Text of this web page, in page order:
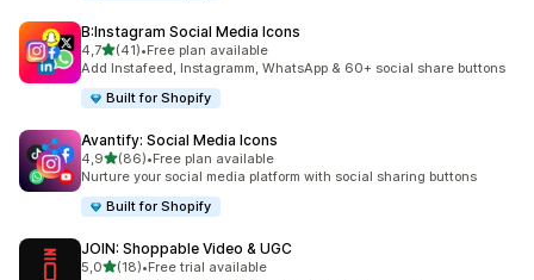
B:Instagram Social Media Icons
4,7de 5 estrelas
(41)
41 total de avaliações
•Free plan available
Add Instafeed, Instagramm, WhatsApp & 60+ social share buttons
Built for Shopify
Avantify: Social Media Icons
4,9de 5 estrelas
(86)
86 total de avaliações
•Free plan available
Nurture your social media platform with social sharing buttons
Built for Shopify
JOIN: Shoppable Video & UGC
5,0de 5 estrelas
(18)
18 total de avaliações
•Free trial available